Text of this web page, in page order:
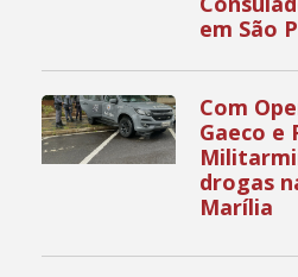
em São
Com
Gaeco e
drogas
Marília